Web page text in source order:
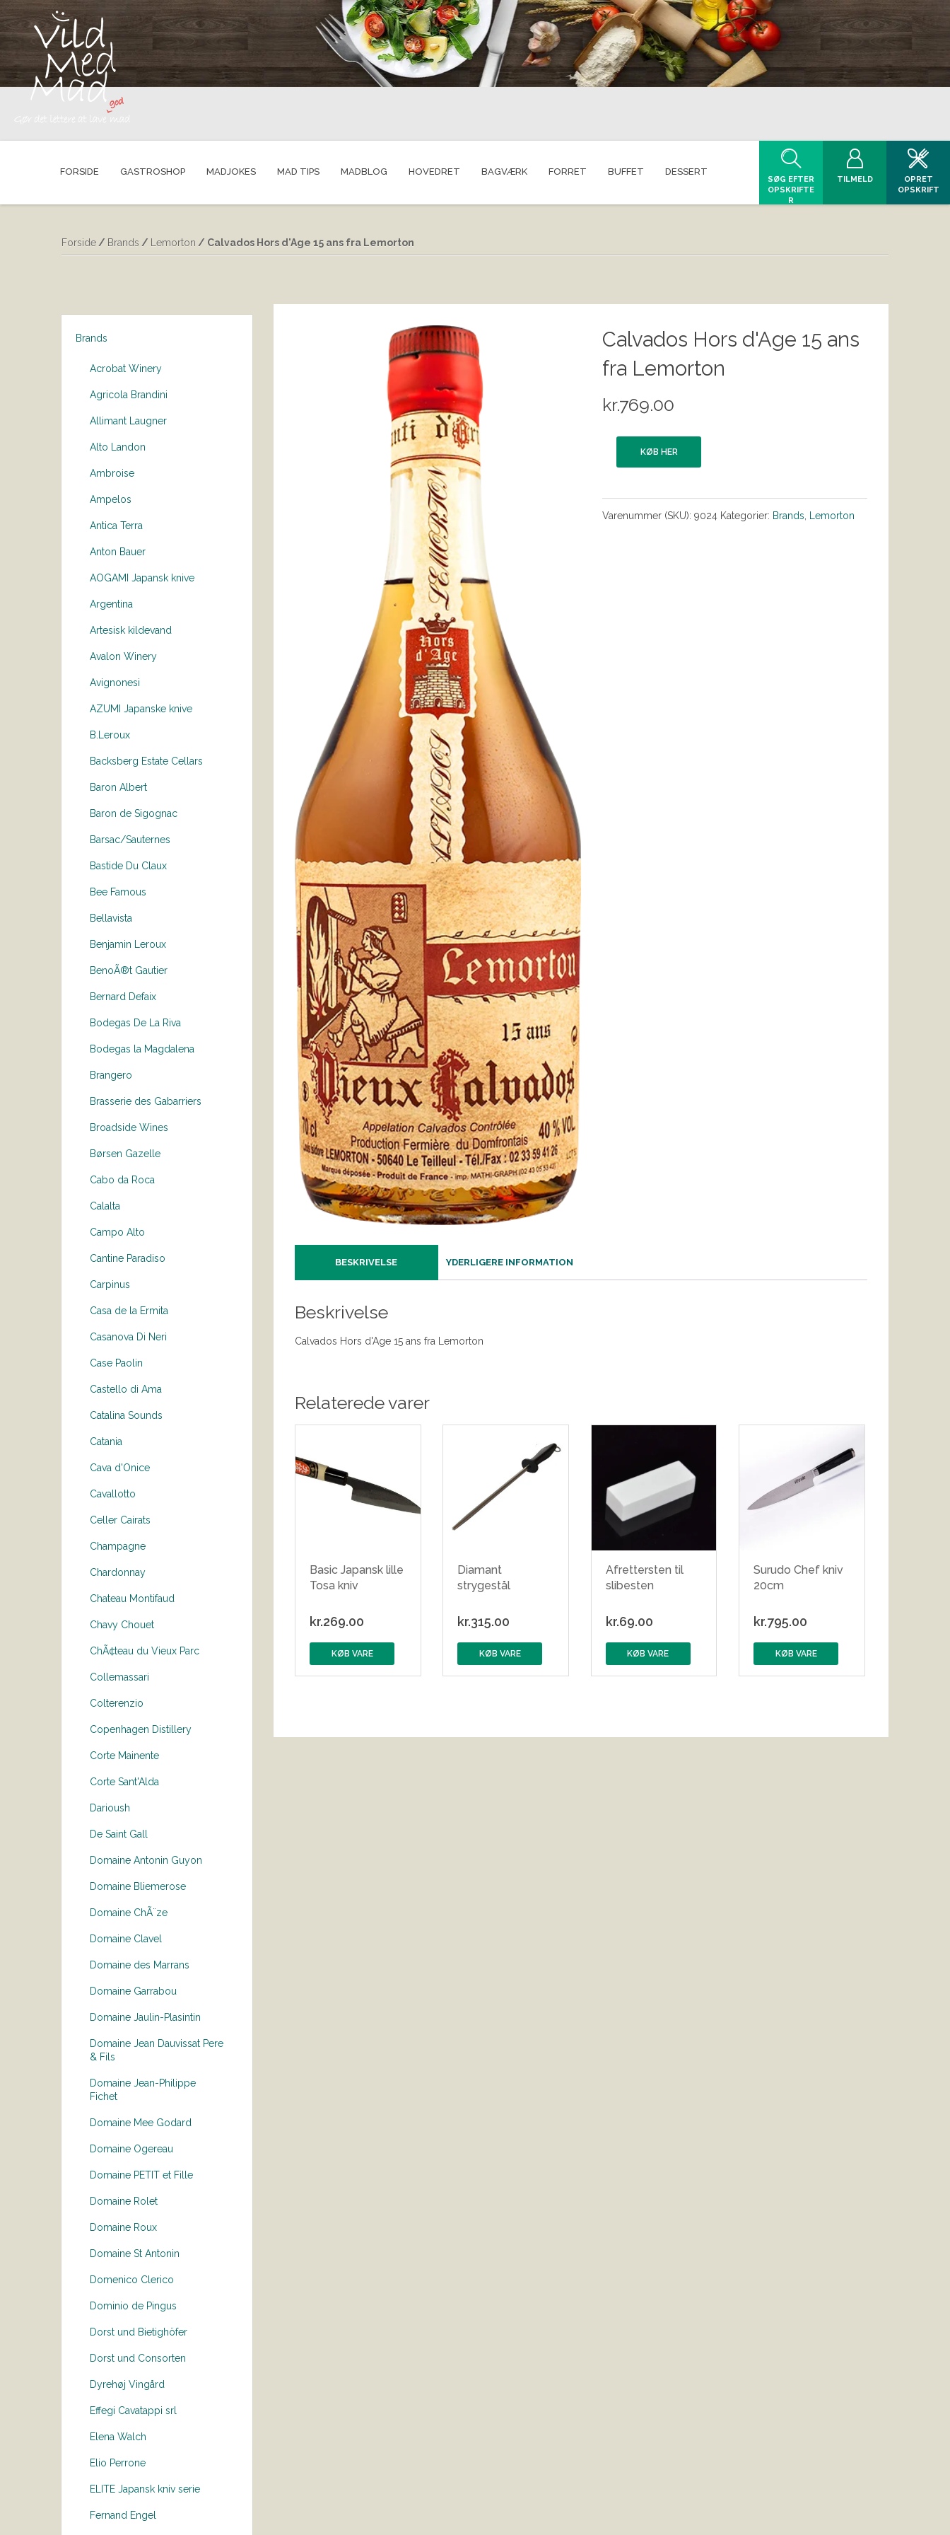
FORSIDE GASTROSHOP MADJOKES MAD TIPS MADBLOG HOVEDRET BAGVÆRK FORRET BUFFET DESSERT
SØG EFTER
OPSKRIFTE
R
TILMELD
OPRET
OPSKRIFT
Forside / Brands / Lemorton / Calvados Hors d'Age 15 ans fra Lemorton
Brands
Acrobat Winery
Agricola Brandini
Allimant Laugner
Alto Landon
Ambroise
Ampelos
Antica Terra
Anton Bauer
AOGAMI Japansk knive
Argentina
Artesisk kildevand
Avalon Winery
Avignonesi
AZUMI Japanske knive
B.Leroux
Backsberg Estate Cellars
Baron Albert
Baron de Sigognac
Barsac/Sauternes
Bastide Du Claux
Bee Famous
Bellavista
Benjamin Leroux
BenoÃ®t Gautier
Bernard Defaix
Bodegas De La Riva
Bodegas la Magdalena
Brangero
Brasserie des Gabarriers
Broadside Wines
Børsen Gazelle
Cabo da Roca
Calalta
Campo Alto
Cantine Paradiso
Carpinus
Casa de la Ermita
Casanova Di Neri
Case Paolin
Castello di Ama
Catalina Sounds
Catania
Cava d'Onice
Cavallotto
Celler Cairats
Champagne
Chardonnay
Chateau Montifaud
Chavy Chouet
ChÃ¢teau du Vieux Parc
Collemassari
Colterenzio
Copenhagen Distillery
Corte Mainente
Corte Sant'Alda
Darioush
De Saint Gall
Domaine Antonin Guyon
Domaine Bliemerose
Domaine ChÃ¨ze
Domaine Clavel
Domaine des Marrans
Domaine Garrabou
Domaine Jaulin-Plasintin
Domaine Jean Dauvissat Pere
& Fils
Domaine Jean-Philippe
Fichet
Domaine Mee Godard
Domaine Ogereau
Domaine PETIT et Fille
Domaine Rolet
Domaine Roux
Domaine St Antonin
Domenico Clerico
Dominio de Pingus
Dorst und Bietighöfer
Dorst und Consorten
Dyrehøj Vingård
Effegi Cavatappi srl
Elena Walch
Elio Perrone
ELITE Japansk kniv serie
Fernand Engel
Calvados Hors d'Age 15 ans
fra Lemorton
kr.769.00
KØB HER
Varenummer (SKU): 9024 Kategorier: Brands Lemorton
BESKRIVELSE YDERLIGERE INFORMATION
Beskrivelse
Calvados Hors d'Age 15 ans fra Lemorton
Relaterede varer
Basic Japansk lille
Tosa kniv
kr.269.00
KØB VARE
Diamant
strygestål
kr.315.00
KØB VARE
Afrettersten til
slibesten
kr.69.00
KØB VARE
Surudo Chef kniv
20cm
kr.795.00
KØB VARE